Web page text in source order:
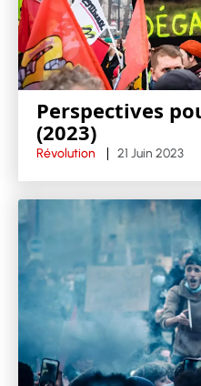
Perspectives
(2023)
Révolution 21 Juin 2023